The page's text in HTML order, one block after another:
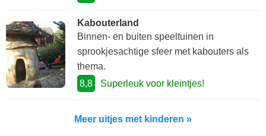
Kabouterland
Binnen- en buiten speeltuinen in
sprookjesachtige sfeer met kabouters als
thema.
8,8
Superleuk voor kleintjes!
Meer uitjes met kinderen »